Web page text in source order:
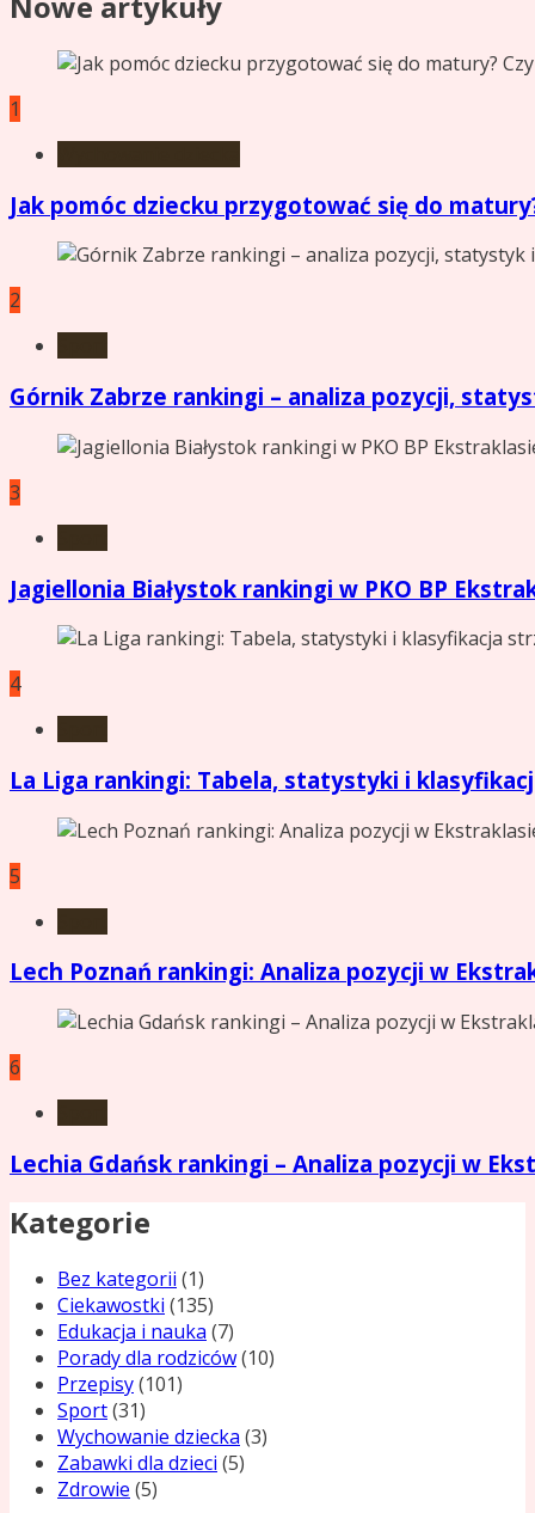
1
Jak pomóc dziecku przygotować się do
2
Górnik Zabrze rankingi – analiza pozycji,
3
Jagiellonia Białystok rankingi w PKO BP
4
La Liga rankingi: Tabela, statystyki i
5
Lech Poznań rankingi: Analiza pozycji w
6
Lechia Gdańsk rankingi – Analiza pozycji w
Kategorie
Bez kategorii (1)
Ciekawostki (135)
Edukacja i nauka (7)
Porady dla rodziców(10)
Przepisy(101)
Sport(31)
Wychowanie dziecka (3)
Zabawki dla dzieci (5)
Zdrowie (5)